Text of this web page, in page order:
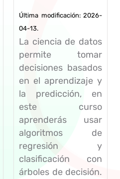
Última modificación: 2026-
04-13.
La ciencia de datos
permite tomar
decisiones basados
en el aprendizaje y
la predicción, en
este curso
aprenderás usar
algoritmos de
regresión y
clasificación con
árboles de decisión.